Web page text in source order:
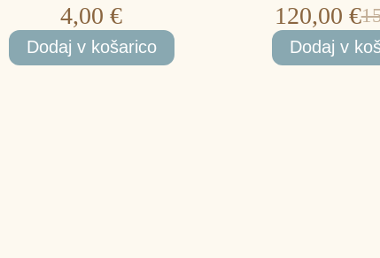
4,00€
Dodaj v košarico
120,00 €
Dodaj v